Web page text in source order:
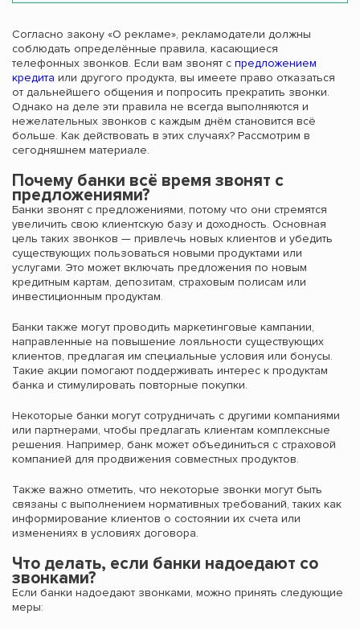
Согласно закону «О рекламе», рекламодатели должны
соблюдать определённые правила, касающиеся
телефонных звонков. Если вам звонят с предложением
кредита или другого продукта, вы имеете право отказаться
от дальнейшего общения и попросить прекратить звонки.
Однако на деле эти правила не всегда выполняются и
нежелательных звонков с каждым днём становится всё
больше. Как действовать в этих случаях? Рассмотрим в
сегодняшнем материале.
Почему банки всё время звонят с
предложениями?
Банки звонят с предложениями, потому что они стремятся
увеличить свою клиентскую базу и доходность. Основная
цель таких звонков — привлечь новых клиентов и убедить
существующих пользоваться новыми продуктами или
услугами. Это может включать предложения по новым
кредитным картам, депозитам, страховым полисам или
инвестиционным продуктам.
Банки также могут проводить маркетинговые кампании,
направленные на повышение лояльности существующих
клиентов, предлагая им специальные условия или бонусы.
Такие акции помогают поддерживать интерес к продуктам
банка и стимулировать повторные покупки.
Некоторые банки могут сотрудничать с другими компаниями
или партнерами, чтобы предлагать клиентам комплексные
решения. Например, банк может объединиться с страховой
компанией для продвижения совместных продуктов.
Также важно отметить, что некоторые звонки могут быть
связаны с выполнением нормативных требований, таких как
информирование клиентов о состоянии их счета или
изменениях в условиях договора.
Что делать, если банки надоедают со
звонками?
Если банки надоедают звонками, можно принять следующие
меры: